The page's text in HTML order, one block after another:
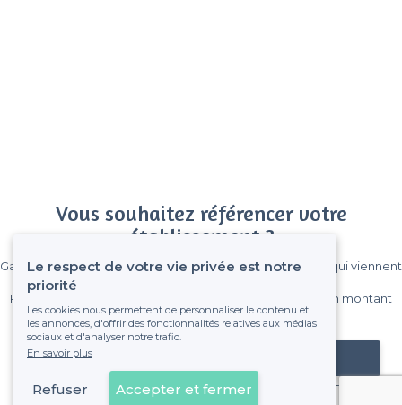
Vous souhaitez référencer votre
établissement ?
Gagnez de nombreux clients parmi le million de visiteurs qui viennent
Pas de commissions et sans engagement, vous payez un montant
fixe sans risque de voir déraper la facture.
Référencer mon établissement
Le respect de votre vie privée est notre
priorité
Les cookies nous permettent de personnaliser le contenu et
les annonces, d'offrir des fonctionnalités relatives aux médias
sociaux et d'analyser notre trafic.
En savoir plus
Refuser Accepter et fermer